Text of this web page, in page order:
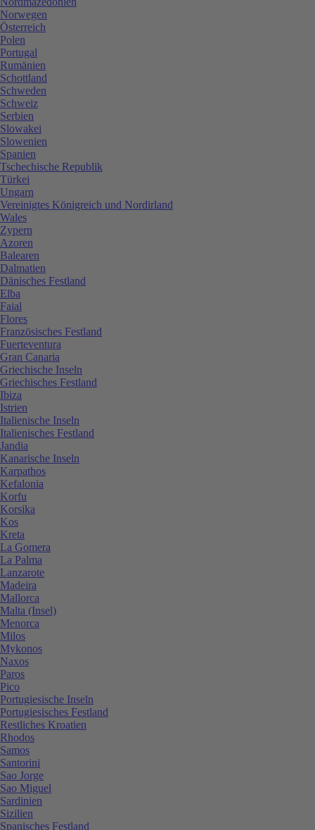
Norwegen
Österreich
Polen
Portugal
Rumänien
Schottland
Schweden
Schweiz
Serbien
Slowakei
Slowenien
Spanien
Tschechische Republik
Türkei
Ungarn
Vereinigtes Königreich und Nordirland
Wales
Zypern
Azoren
Balearen
Dalmatien
Dänisches Festland
Elba
Faial
Flores
Französisches Festland
Fuerteventura
Gran Canaria
Griechische Inseln
Griechisches Festland
Ibiza
Istrien
Italienische Inseln
Italienisches Festland
Jandia
Kanarische Inseln
Karpathos
Kefalonia
Korfu
Korsika
Kos
Kreta
La Gomera
La Palma
Lanzarote
Madeira
Mallorca
Malta (Insel)
Menorca
Milos
Mykonos
Naxos
Paros
Pico
Portugiesische Inseln
Portugiesisches Festland
Restliches Kroatien
Rhodos
Samos
Santorini
Sao Jorge
Sao Miguel
Sardinien
Sizilien
Spanisches Festland